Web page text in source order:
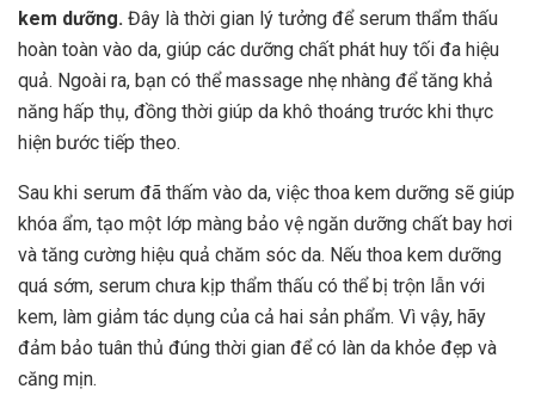
kem dưỡng. Đây là thời gian lý tưởng để serum thẩm thấu
hoàn toàn vào da, giúp các dưỡng chất phát huy tối đa hiệu
quả. Ngoài ra, bạn có thể massage nhẹ nhàng để tăng khả
năng hấp thụ, đồng thời giúp da khô thoáng trước khi thực
hiện bước tiếp theo.
Sau khi serum đã thấm vào da, việc thoa kem dưỡng sẽ giúp
khóa ẩm, tạo một lớp màng bảo vệ ngăn dưỡng chất bay hơi
và tăng cường hiệu quả chăm sóc da. Nếu thoa kem dưỡng
quá sớm, serum chưa kịp thẩm thấu có thể bị trộn lẫn với
kem, làm giảm tác dụng của cả hai sản phẩm. Vì vậy, hãy
đảm bảo tuân thủ đúng thời gian để có làn da khỏe đẹp và
căng mịn.